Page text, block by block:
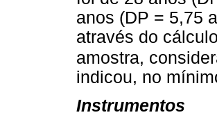
anos (DP = 5,75
através do
amostra,
indicou, no
Instrumentos